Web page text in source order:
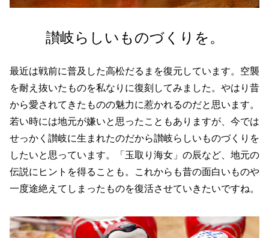
讃岐らしいものづくりを。
最近は戦前に普及した高松だるまを復元しています。空襲
を耐え抜いたものを私なりに復刻してみました。やはり昔
から愛されてきたものの魅力に惹かれるのだと思います。
若い時には地元が嫌いと思ったこともありますが、今では
せっかく讃岐に生まれたのだから讃岐らしいものづくりを
したいと思っています。「玉取り海女」の辰など、地元の
伝説にヒントを得ることも。これからも昔の面白いものや
一度途絶えてしまったものを復活させていきたいですね。